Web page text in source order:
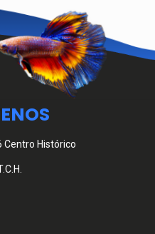
Centro Histórico